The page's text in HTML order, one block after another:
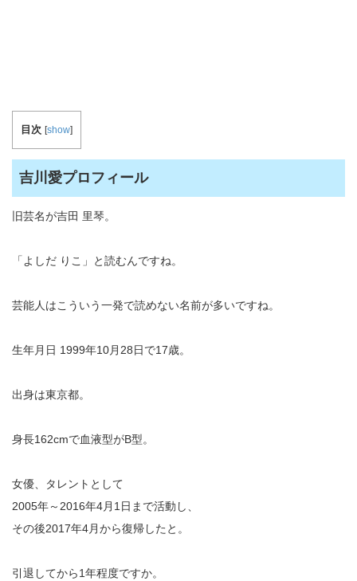
目次 [show]
吉川愛プロフィール
旧芸名が吉田 里琴。
「よしだ りこ」と読むんですね。
芸能人はこういう一発で読めない名前が多いですね。
生年月日 1999年10月28日で17歳。
出身は東京都。
身長162cmで血液型がB型。
女優、タレントとして
2005年～2016年4月1日まで活動し、
その後2017年4月から復帰したと。
引退してから1年程度ですか。